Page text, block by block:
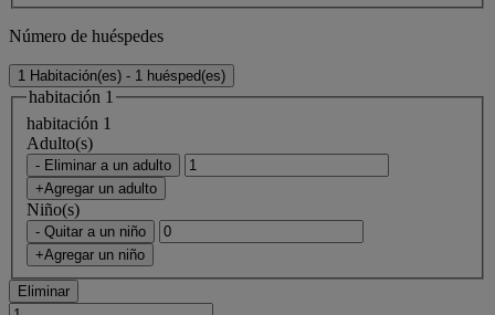
Número de huéspedes
1 Habitación(es) - 1 huésped(es)
habitación 1
habitación 1
Adulto(s)
- Eliminar a un adulto
+Agregar un adulto
Niño(s)
- Quitar a un niño
+Agregar un niño
Eliminar